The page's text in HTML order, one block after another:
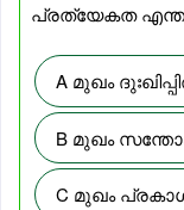
പ്രത്യേകത
A മുഖം
B മുഖം
C മുഖം